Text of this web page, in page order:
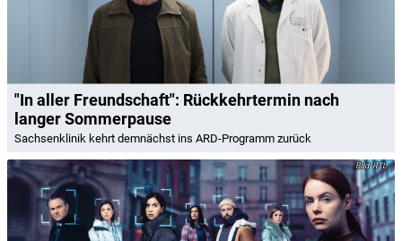
"In aller Freundschaft": Rückkehrtermin nach
langer Sommerpause
Sachsenklinik kehrt demnächst ins ARD-Programm zurück
RTL